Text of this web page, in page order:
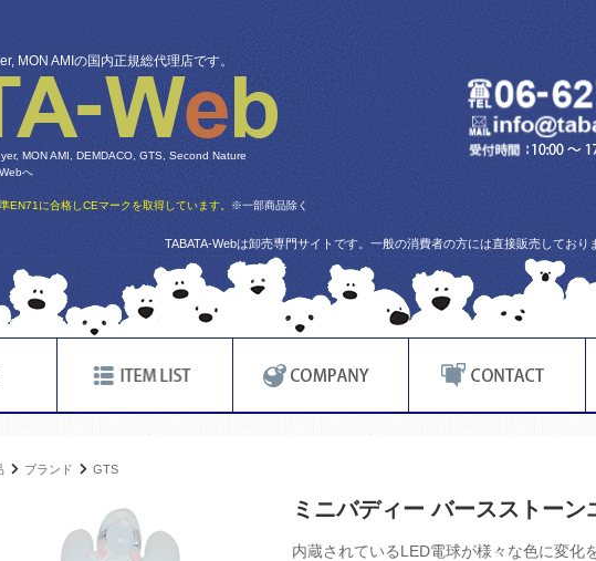
MON AMIの国内正規総代理店です。
MON AMI, DEMDACO, GTS, Second Nature
へ
EN71に合格しCEマークを取得しています。 ※一部商品除く
TABATA-Webは卸売専門サイトです。一般の消費者の方には直接販売しており
ブランド GTS
ミニバディー バースストーン
内蔵されているLED電球が様々な色に変化